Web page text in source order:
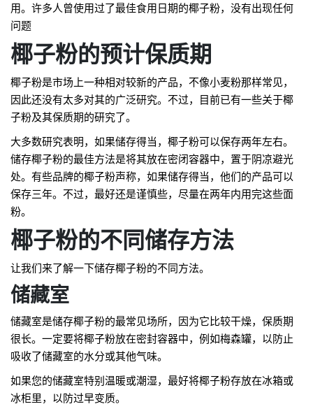
用。许多人曾使用过了最佳食用日期的椰子粉，没有出现任何
问题
椰子粉的预计保质期
椰子粉是市场上一种相对较新的产品，不像小麦粉那样常见，
因此还没有太多对其的广泛研究。不过，目前已有一些关于椰
子粉及其保质期的研究了。
大多数研究表明，如果储存得当，椰子粉可以保存两年左右。
储存椰子粉的最佳方法是将其放在密闭容器中，置于阴凉避光
处。有些品牌的椰子粉声称，如果储存得当，他们的产品可以
保存三年。不过，最好还是谨慎些，尽量在两年内用完这些面
粉。
椰子粉的不同储存方法
让我们来了解一下储存椰子粉的不同方法。
储藏室
储藏室是储存椰子粉的最常见场所，因为它比较干燥，保质期
很长。一定要将椰子粉放在密封容器中，例如梅森罐，以防止
吸收了储藏室的水分或其他气味。
如果您的储藏室特别温暖或潮湿，最好将椰子粉存放在冰箱或
冰柜里，以防过早变质。